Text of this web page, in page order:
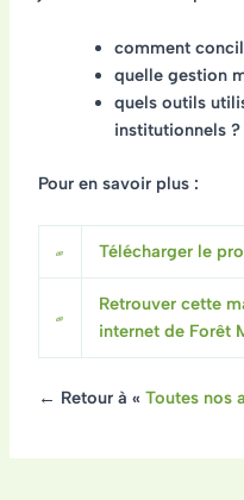
comment
quelle gestion
quels outils
institutionnels ?
Pour en savoir plus :
Télécharger le
Retrouver cette
internet de Forêt
← Retour à « Toutes nos